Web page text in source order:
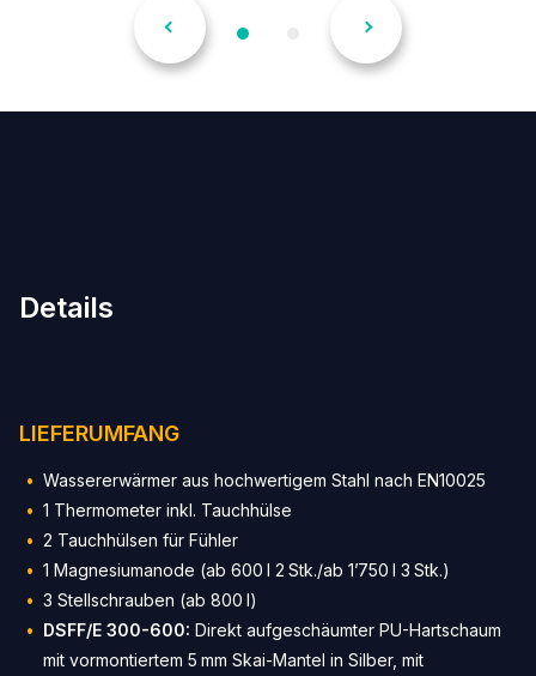
Details
LIEFERUMFANG
Wassererwärmer aus hochwertigem Stahl nach EN10025
1 Thermometer inkl. Tauchhülse
2 Tauchhülsen für Fühler
1 Magnesiumanode (ab 600 l 2 Stk./ab 1’750 l 3 Stk.)
3 Stellschrauben (ab 800 l)
DSFF/E 300-600: Direkt aufgeschäumter PU-Hartschaum
mit vormontiertem 5 mm Skai-Mantel in Silber, mit